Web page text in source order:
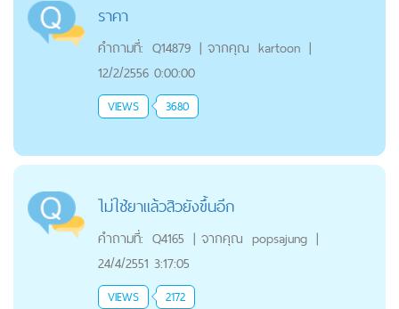
ราคา
คำถามที่: Q14879 | จากคุณ kartoon |
12/2/2556 0:00:00
VIEWS 3680
ไม่ใช้ยาแล้วสิวยังขึ้นอีก
คำถามที่: Q4165 | จากคุณ popsajung |
24/4/2551 3:17:05
VIEWS 2172